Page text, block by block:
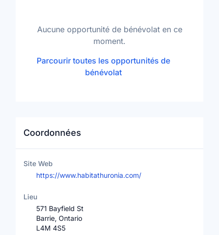
Aucune opportunité de bénévolat en ce
moment.
Parcourir toutes les opportunités de
bénévolat
Coordonnées
Site Web
https://www.habitathuronia.com/
Lieu
571 Bayfield St
Barrie, Ontario
L4M 4S5